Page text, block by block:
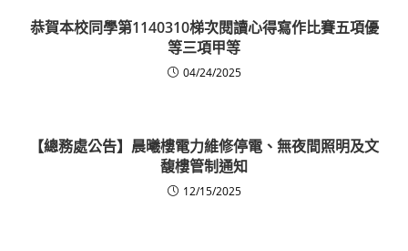
恭賀本校同學第1140310梯次閱讀心得寫作比賽五項優
等三項甲等
04/24/2025
【總務處公告】晨曦樓電力維修停電、無夜間照明及文
馥樓管制通知
12/15/2025